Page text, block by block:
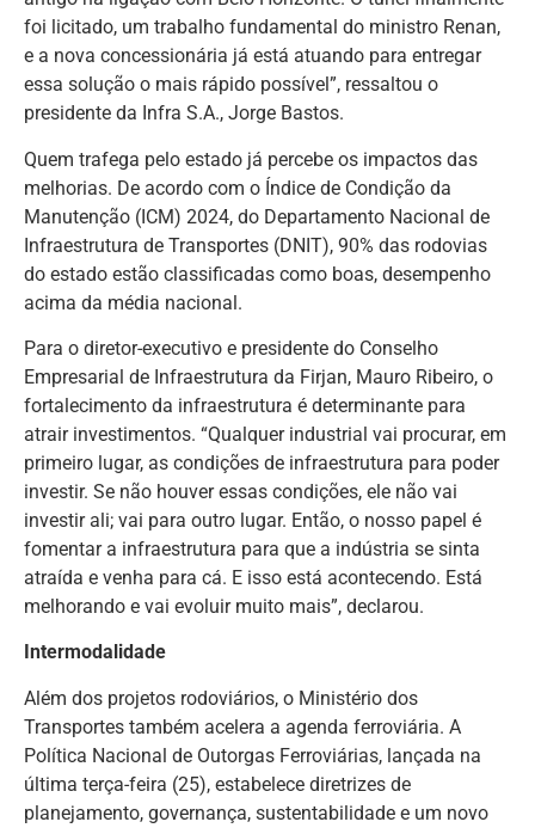
foi licitado, um trabalho fundamental do ministro Renan,
e a nova concessionária já está atuando para entregar
essa solução o mais rápido possível”, ressaltou o
presidente da Infra S.A., Jorge Bastos.
Quem trafega pelo estado já percebe os impactos das
melhorias. De acordo com o Índice de Condição da
Manutenção (ICM) 2024, do Departamento Nacional de
Infraestrutura de Transportes (DNIT), 90% das rodovias
do estado estão classificadas como boas, desempenho
acima da média nacional.
Para o diretor-executivo e presidente do Conselho
Empresarial de Infraestrutura da Firjan, Mauro Ribeiro, o
fortalecimento da infraestrutura é determinante para
atrair investimentos. “Qualquer industrial vai procurar, em
primeiro lugar, as condições de infraestrutura para poder
investir. Se não houver essas condições, ele não vai
investir ali; vai para outro lugar. Então, o nosso papel é
fomentar a infraestrutura para que a indústria se sinta
atraída e venha para cá. E isso está acontecendo. Está
melhorando e vai evoluir muito mais”, declarou.
Intermodalidade
Além dos projetos rodoviários, o Ministério dos
Transportes também acelera a agenda ferroviária. A
Política Nacional de Outorgas Ferroviárias, lançada na
última terça-feira (25), estabelece diretrizes de
planejamento, governança, sustentabilidade e um novo